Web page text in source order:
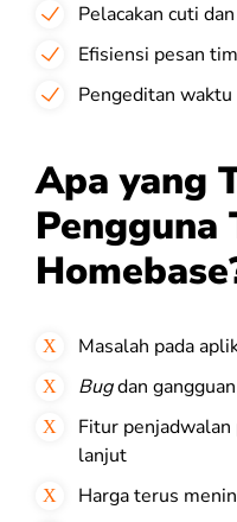
Pelacakan cuti
Efisiensi pesan
Pengeditan
Apa yang
Pengguna
Masalah pada
Bugdan
Fitur
lanjut
Harga terus